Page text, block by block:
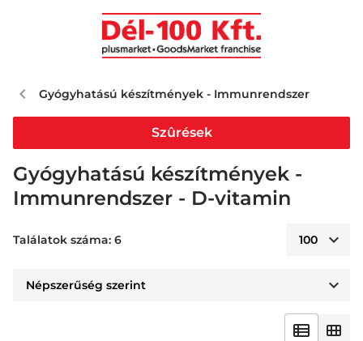
Gyógyhatású készítmények - Immunrendszer
Gyógyhatású készítmények -
Immunrendszer - D-vitamin
Találatok száma: 6
Szûrések